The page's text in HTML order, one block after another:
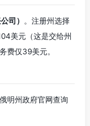
司） 。注册州选择
美元（这是交给州
费仅39美元。
明州政府官网查询